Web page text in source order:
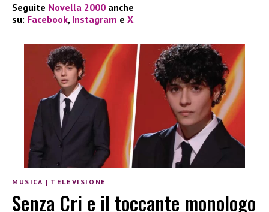
Seguite Novella 2000 anche
su: Facebook, Instagram e X.
MUSICA | TELEVISIONE
Senza Cri e il toccante monologo